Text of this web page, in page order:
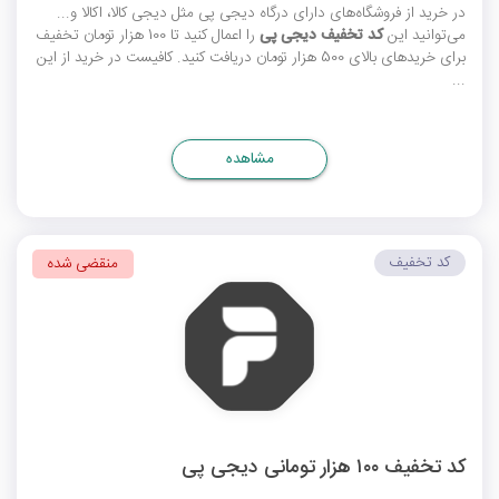
در خرید از فروشگاه‌های دارای درگاه دیجی پی مثل دیجی کالا، اکالا و...
می‌توانید اینکد تخفیف دیجی پی
را اعمال کنید تا 100 هزار تومان تخفیف
برای خریدهای بالای 500 هزار تومان دریافت کنید. کافیست در خرید از این
...
مشاهده
کد تخفیف ۱۰۰ هزار تومانی دیجی پی
کد تخفیف منقضی شده